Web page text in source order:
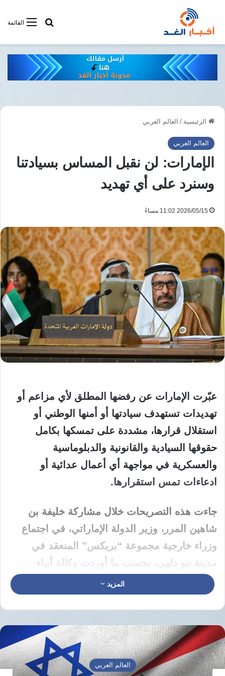
القائمةأبحت فى
الرئيسية / العالم العربي
العالم العربي
الإمارات: لن نقبل المساس بسيادتنا
وسنرد على أي تهديد
2026/05/15 11:02 مساءً
عبّرت الإمارات عن رفضها المطلق لأي مزاعم أو
تهديدات تستهدف سيادتها أو أمنها الوطني أو
استقلال قرارها، مشددة على تمسكها بكامل
حقوقها السيادية والقانونية والدبلوماسية
والعسكرية في مواجهة أي أعمال عدائية أو
ادعاءات تمس استقرارها.
جاءت هذه التصريحات خلال مشاركة خليفة بن
شاهين المرر، وزير الدولة الإماراتي، في اجتماع
وزراء خارجية مجموعة “بريكس” المنعقد في
مدينة نيو دلهي، بحسب ما أوردت وكالة أنباء
الإمارات (وام)، الجمعة.
وجدّد المرر رفض أبوظبي لما وصفه بـ”ادعاءات
الجانب الإيراني” ومحاولات تبرير الهجمات التي
استهدفت الإمارات ودولاً أخرى في المنطقة،
معتبراً أنها تمثل انتهاكاً واضحاً لميثاق الأمم المتحدة
المزيد
العالم العربي